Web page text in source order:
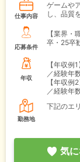
仕事内容
ゲームや
し、品質
応募条件
【業界
卒・25卒
年収
【年収例1
／経験年
【年収例2
／経験年
勤務地
下記のエ
気